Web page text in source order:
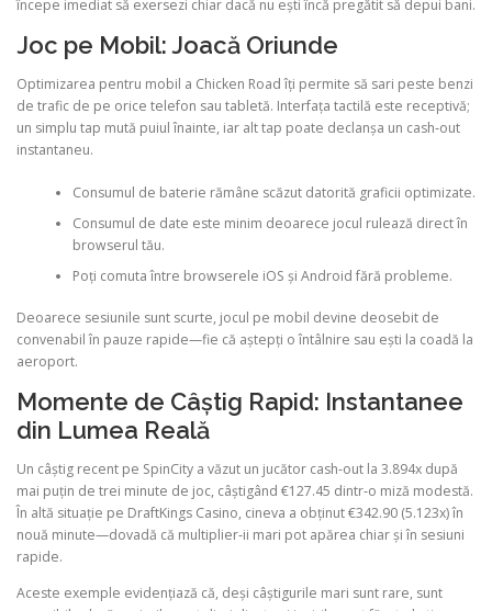
începe imediat să exersezi chiar dacă nu ești încă pregătit să depui bani.
Joc pe Mobil: Joacă Oriunde
Optimizarea pentru mobil a Chicken Road îți permite să sari peste benzi
de trafic de pe orice telefon sau tabletă. Interfața tactilă este receptivă;
un simplu tap mută puiul înainte, iar alt tap poate declanșa un cash‑out
instantaneu.
Consumul de baterie rămâne scăzut datorită graficii optimizate.
Consumul de date este minim deoarece jocul rulează direct în
browserul tău.
Poți comuta între browserele iOS și Android fără probleme.
Deoarece sesiunile sunt scurte, jocul pe mobil devine deosebit de
convenabil în pauze rapide—fie că aștepți o întâlnire sau ești la coadă la
aeroport.
Momente de Câștig Rapid: Instantanee
din Lumea Reală
Un câștig recent pe SpinCity a văzut un jucător cash‑out la 3.894x după
mai puțin de trei minute de joc, câștigând €127.45 dintr‑o miză modestă.
În altă situație pe DraftKings Casino, cineva a obținut €342.90 (5.123x) în
nouă minute—dovadă că multiplier‑ii mari pot apărea chiar și în sesiuni
rapide.
Aceste exemple evidențiază că, deși câștigurile mari sunt rare, sunt